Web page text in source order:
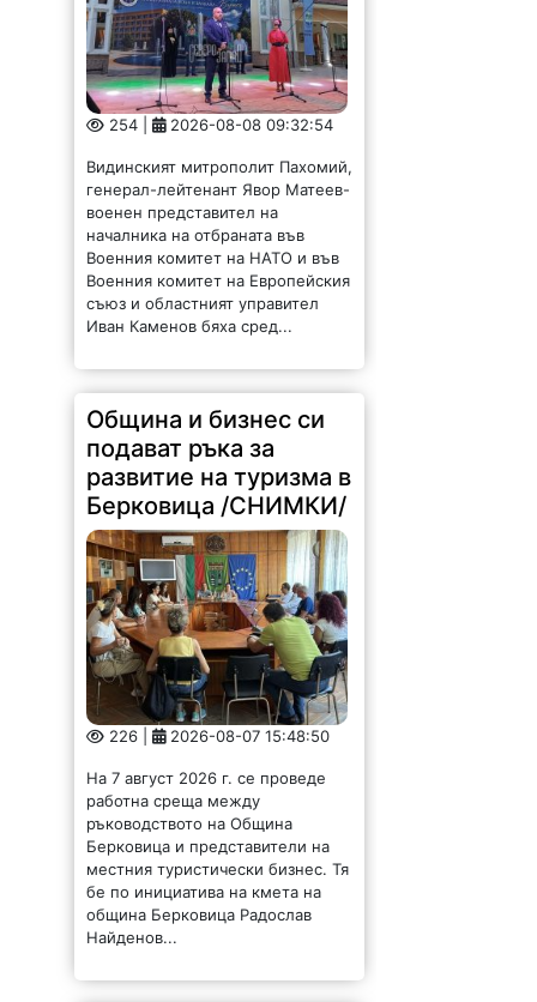
254 | 2026-08-08 09:32:54
генерал-лейтенант Явор Матеев-
военен представител на
началника на отбраната във
Военния комитет на НАТО и във
Военния комитет на Европейския
съюз и областният управител
Иван Каменов бяха сред...
Община и бизнес си
подават ръка за
развитие на туризма в
Берковица /СНИМКИ/
226 | 2026-08-07 15:48:50
работна среща между
ръководството на Община
Берковица и представители на
местния туристически бизнес. Тя
бе по инициатива на кмета на
община Берковица Радослав
Найденов...